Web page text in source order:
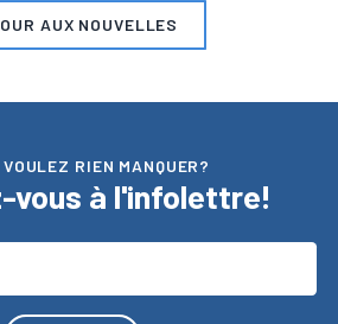
AUX NOUVELLES
RIEN MANQUER?
vous à l'infolettre!